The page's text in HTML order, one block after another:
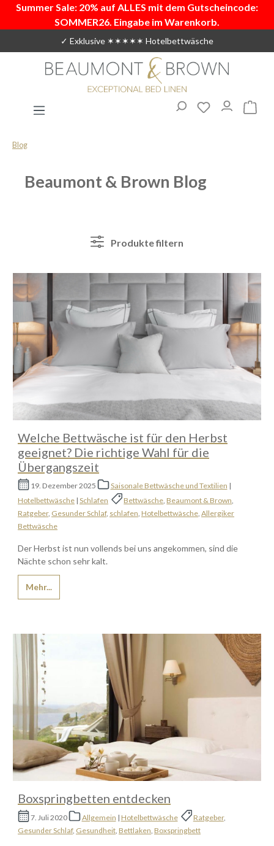
Zum Hauptinhalt springen
Summer Sale: 20% auf ALLES mit dem Gutscheincode:
SOMMER26. Eingabe im Warenkorb.
✓ Exklusive ✶✶✶✶✶ Hotelbettwäsche
Du hast 0
Blog
Beaumont & Brown Blog
Produkte filtern
Welche Bettwäsche ist für den Herbst
geeignet? Die richtige Wahl für die
Übergangszeit
19. Dezember 2025 Saisonale Bettwäsche und Textilien |
Hotelbettwäsche | Schlafen Bettwäsche,Beaumont & Brown,
Ratgeber, Gesunder Schlaf, schlafen, Hotelbettwäsche, Allergiker
Bettwäsche
Der Herbst ist nun vollends bei uns angekommen, sind die
Nächte schon sehr kalt.
Mehr...
Boxspringbetten entdecken
7. Juli 2020 Allgemein | Hotelbettwäsche Ratgeber,
Gesunder Schlaf, Gesundheit Bettlaken Boxspringbett